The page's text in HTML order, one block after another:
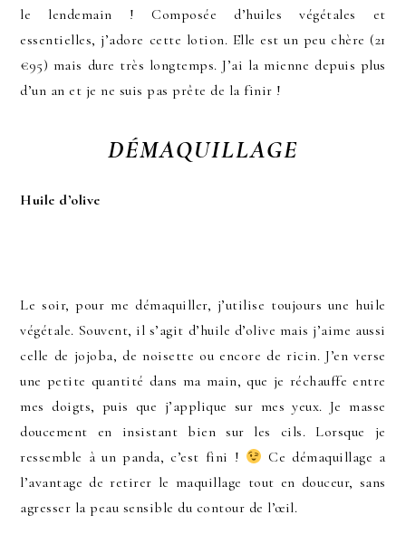
le lendemain ! Composée d’huiles végétales et
essentielles, j’adore cette lotion. Elle est un peu chère (21
€95) mais dure très longtemps. J’ai la mienne depuis plus
d’un an et je ne suis pas prête de la finir !
DÉMAQUILLAGE
Huile d’olive
Le soir, pour me démaquiller, j’utilise toujours une huile
végétale. Souvent, il s’agit d’huile d’olive mais j’aime aussi
celle de jojoba, de noisette ou encore de ricin. J’en verse
une petite quantité dans ma main, que je réchauffe entre
mes doigts, puis que j’applique sur mes yeux. Je masse
doucement en insistant bien sur les cils. Lorsque je
ressemble à un panda, c’est fini !
Ce démaquillage a
l’avantage de retirer le maquillage tout en douceur, sans
agresser la peau sensible du contour de l’œil.